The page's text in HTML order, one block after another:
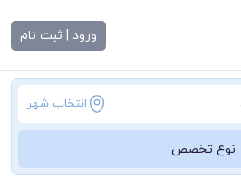
ورود | ثبت نام
انتخاب شهر
نوع تخصص